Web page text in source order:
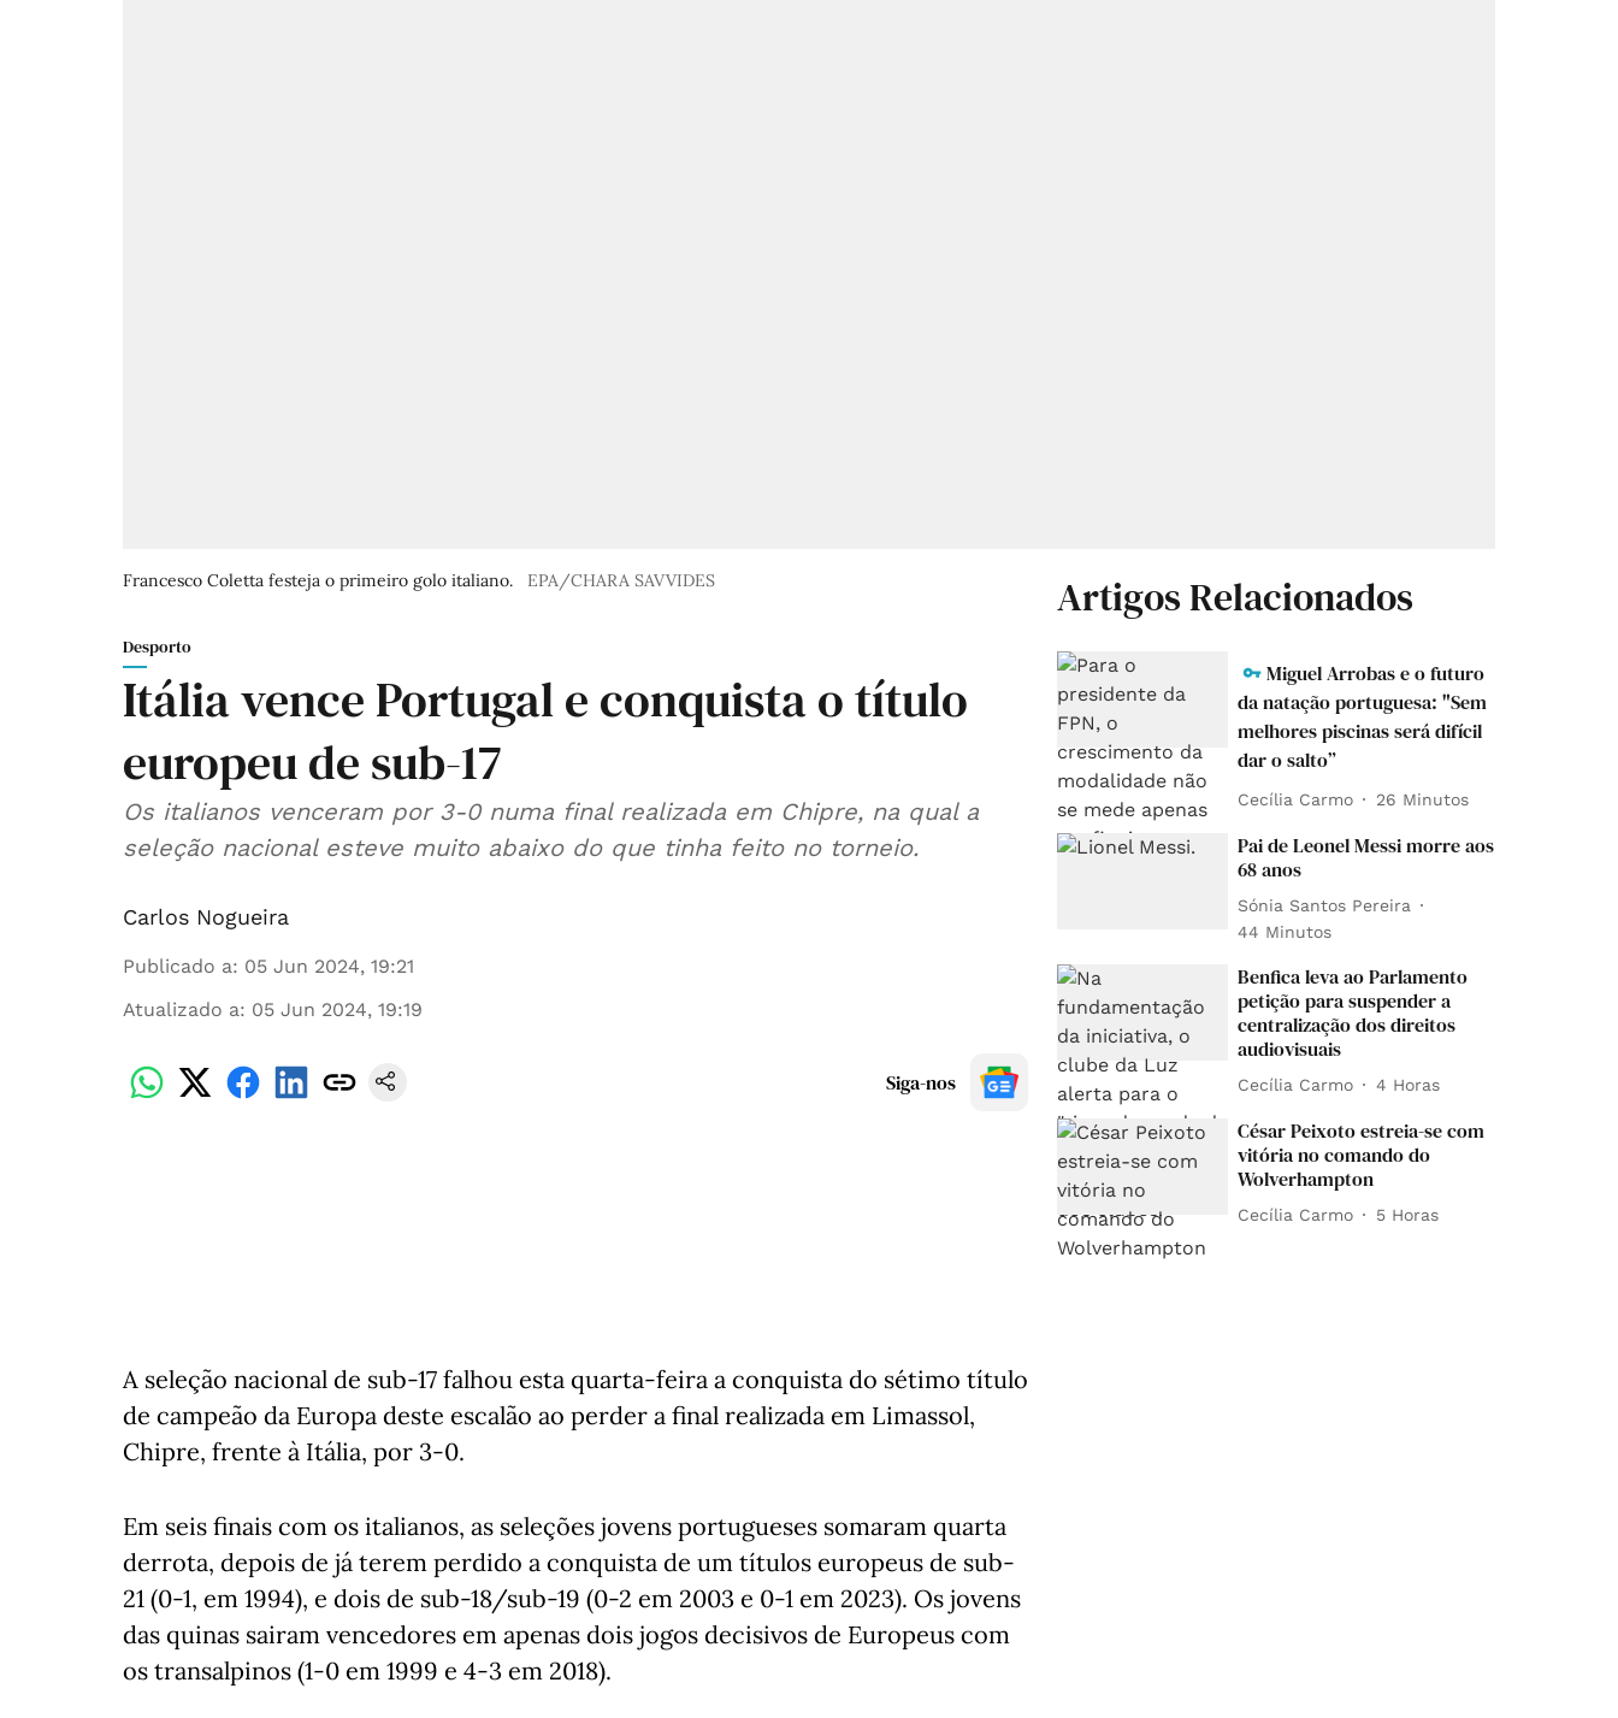
Francesco Coletta festeja o primeiro golo italiano. EPA/CHARA SAVVIDES
Desporto
Itália vence Portugal e conquista o título
europeu de sub-17
Os italianos venceram por 3-0 numa final realizada em Chipre, na qual a
seleção nacional esteve muito abaixo do que tinha feito no torneio.
Carlos Nogueira
Publicado a: 05 Jun 2024, 19:21
Atualizado a: 05 Jun 2024, 19:19
Siga-nos
A seleção nacional de sub-17 falhou esta quarta-feira a conquista do sétimo título
de campeão da Europa deste escalão ao perder a final realizada em Limassol,
Chipre, frente à Itália, por 3-0.
Em seis finais com os italianos, as seleções jovens portugueses somaram quarta
derrota, depois de já terem perdido a conquista de um títulos europeus de sub-
21 (0-1, em 1994), e dois de sub-18/sub-19 (0-2 em 2003 e 0-1 em 2023). Os jovens
das quinas sairam vencedores em apenas dois jogos decisivos de Europeus com
os transalpinos (1-0 em 1999 e 4-3 em 2018).
Artigos Relacionados
Miguel Arrobas e o futuro
da natação portuguesa: "Sem
melhores piscinas será difícil
dar o salto”
Cecília Carmo 26 Minutos
Pai de Leonel Messi morre aos
68 anos
Sónia Santos Pereira
44 Minutos
Benfica leva ao Parlamento
petição para suspender a
centralização dos direitos
audiovisuais
Cecília Carmo 4 Horas
César Peixoto estreia-se com
vitória no comando do
Wolverhampton
Cecília Carmo 5 Horas